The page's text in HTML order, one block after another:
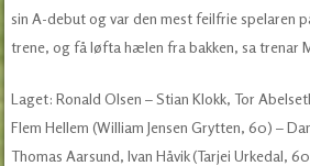
sin A-debut og var den mest feilfrie spelaren
trene, og få løfta hælen fra bakken, sa trenar
Laget:Ronald Olsen – Stian Klokk, Tor
Flem Hellem (William Jensen Grytten, 60) –
Thomas Aarsund, Ivan Håvik (Tarjei Urkedal,